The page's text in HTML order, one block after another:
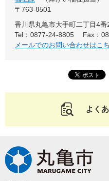
〒763-8501
香川県丸亀市大手町二丁目4
Tel：0877-24-8805
Fax：
メールでのお問い合わせはこ
よく